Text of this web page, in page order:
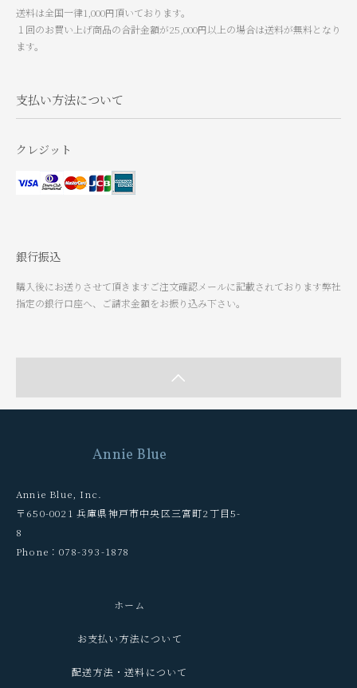
送料は全国一律1,000円頂いております。
１回のお買い上げ商品の合計金額が25,000円以上の場合は送料が無料となり
ます。
支払い方法について
クレジット
銀行振込
購入後にお送りさせて頂きますご注文確認メールに記載されております弊社
指定の銀行口座へ、ご請求金額をお振り込み下さい。
Annie Blue
Annie Blue, Inc.
〒650-0021 兵庫県神戸市中央区三宮町2丁目5-
8
Phone：078-393-1878
ホーム
お支払い方法について
配送方法・送料について